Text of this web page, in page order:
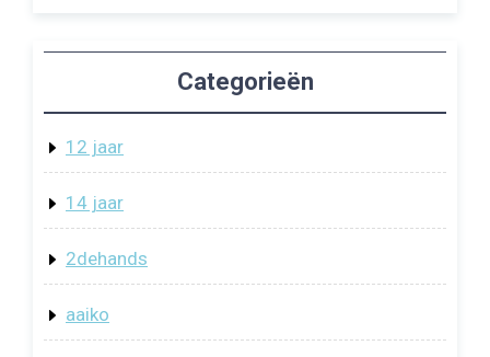
Categorieën
12 jaar
14 jaar
2dehands
aaiko